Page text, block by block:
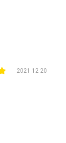
2021-12-20